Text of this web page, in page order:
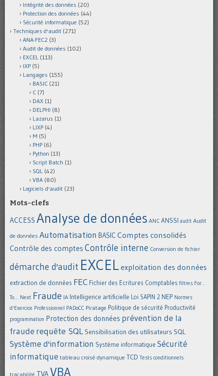
Intégrité des données (20)
Protection des données (44)
Sécurité informatique (52)
Techniques d'audit (271)
ANA-FEC2 (3)
Audit de données (102)
EXCEL (113)
IXP (5)
Langages (155)
BASIC (21)
C (7)
DAX (1)
DELPHI (8)
Lazarus (1)
LIXP (4)
M (5)
PHP (6)
Python (13)
Script Batch (1)
SQL (42)
VBA (80)
Logiciels d'audit (23)
Mots-clefs
ACCESS Analyse de données ANC ANSSI audit Audit
de données Automatisation BASIC Comptes consolidés
Contrôle des comptes Contrôle interne Conversion de fichier
démarche d'audit EXCEL exploitation des données
extraction de données FEC Fichier des Ecritures Comptables filtres For...
To... Next Fraude IA Intelligence artificielle Loi SAPIN 2 NEP Normes
d'Exercice Professionnel PADoCC Piratage Politique de sécurité Productivité
programmation Protection des données prévention de la
fraude requête SQL Sensibilisation des utilisateurs SQL
Système d'information Système informatique Sécurité
informatique tableau croisé dynamique TCD Tests conditionnels
traçabilité TVAVBA